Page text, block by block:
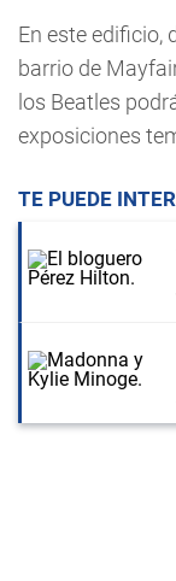
En este edificio,
barrio de
los Beatles
exposiciones
TE PUEDE